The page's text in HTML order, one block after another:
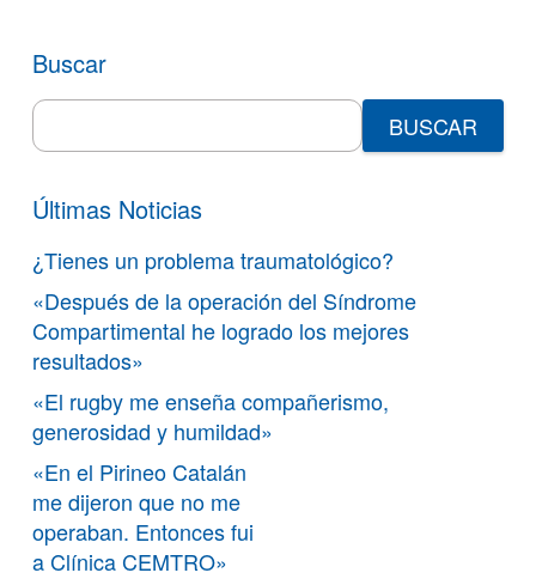
Buscar
Search
for:
Últimas Noticias
¿Tienes un problema traumatológico?
«Después de la operación del Síndrome
Compartimental he logrado los mejores
resultados»
«El rugby me enseña compañerismo,
generosidad y humildad»
«En el Pirineo Catalán
me dijeron que no me
operaban. Entonces fui
a Clínica CEMTRO»